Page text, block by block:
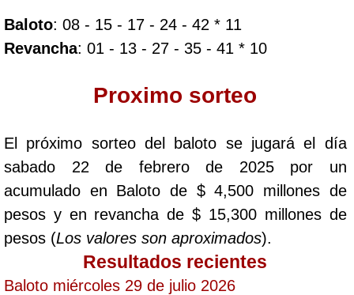
Dorado Mañana
Fantástica Día
Fantástica Noche
Motilon Tarde
Baloto: 08 - 15 - 17 - 24 - 42 * 11
Revancha: 01 - 13 - 27 - 35 - 41 * 10
Proximo sorteo
El próximo sorteo del baloto se jugará el día
sabado 22 de febrero de 2025 por un
acumulado en Baloto de $ 4,500 millones de
pesos y en revancha de $ 15,300 millones de
pesos (Los valores son aproximados).
Resultados recientes
Baloto miércoles 29 de julio 2026